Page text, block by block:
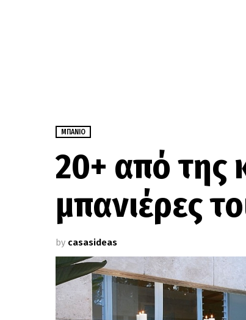
ΜΠΆΝΙΟ
20+ από της
μπανιέρες
by casasideas